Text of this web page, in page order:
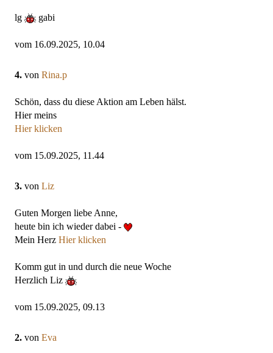
lg gabi
vom 16.09.2025, 10.04
4. von Rina.p
Schön, dass du diese Aktion am Leben hälst.
Hier meins
Hier klicken
vom 15.09.2025, 11.44
3. von Liz
Guten Morgen liebe Anne,
heute bin ich wieder dabei -
Mein Herz Hier klicken
Komm gut in und durch die neue Woche
Herzlich Liz
vom 15.09.2025, 09.13
2. von Eva